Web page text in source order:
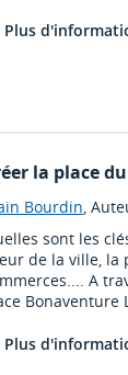
Plus
la place
Bourdin,
sont les
de la ville, la
A
Bonaventure
Plus